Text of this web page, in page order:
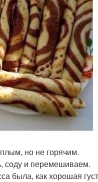
но не горячим.
соду и перемешиваем.
была, как хорошая